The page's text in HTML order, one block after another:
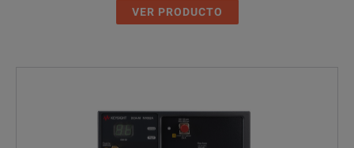
VER PRODUCTO